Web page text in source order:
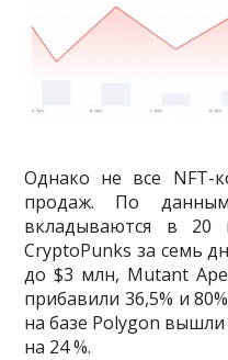
Однако не все NFT-
продаж. По данным
вкладываются в 20
CryptoPunks за семь
до $3 млн, Mutant
прибавили 36,5% и
на базе Polygon
на 24 %.